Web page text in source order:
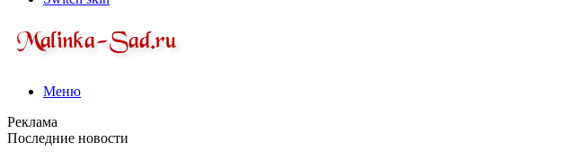
Меню
Реклама
Последние новости